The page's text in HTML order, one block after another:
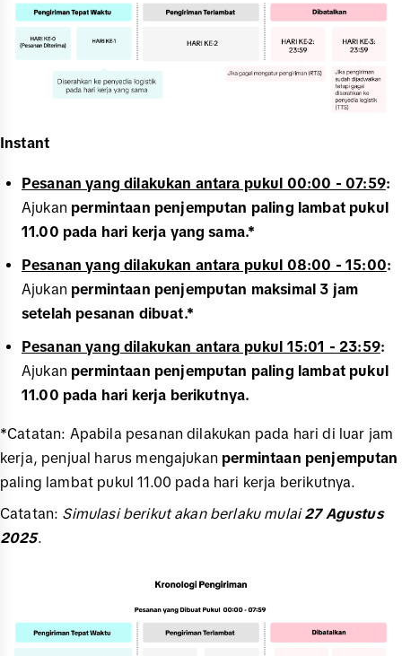
Instant
Pesanan yang dilakukan antara pukul 00:00 - 07:59:
Ajukan permintaan penjemputan paling lambat pukul
11.00 pada hari kerja yang sama.*
Pesanan yang dilakukan antara pukul 08:00 - 15:00:
Ajukan permintaan penjemputan maksimal 3 jam
setelah pesanan dibuat.*
Pesanan yang dilakukan antara pukul 15:01 - 23:59:
Ajukan permintaan penjemputan paling lambat pukul
11.00 pada hari kerja berikutnya.
*Catatan: Apabila pesanan dilakukan pada hari di luar jam
kerja, penjual harus mengajukan permintaan penjemputan
paling lambat pukul 11.00 pada hari kerja berikutnya.
Catatan: Simulasi berikut akan berlaku mulai27 Agustus
2025.